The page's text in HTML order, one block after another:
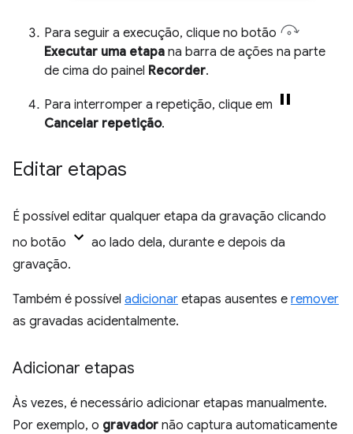
Para seguir a execução, clique no botão
Executar uma etapa na barra de ações na parte
de cima do painel Recorder.
Para interromper a repetição, clique em
Cancelar repetição.
Editar etapas
É possível editar qualquer etapa da gravação clicando
no botão
ao lado dela, durante e depois da
gravação.
Também é possível adicionar etapas ausentes e remover
as gravadas acidentalmente.
Adicionar etapas
Às vezes, é necessário adicionar etapas manualmente.
Por exemplo, o gravador não captura automaticamente